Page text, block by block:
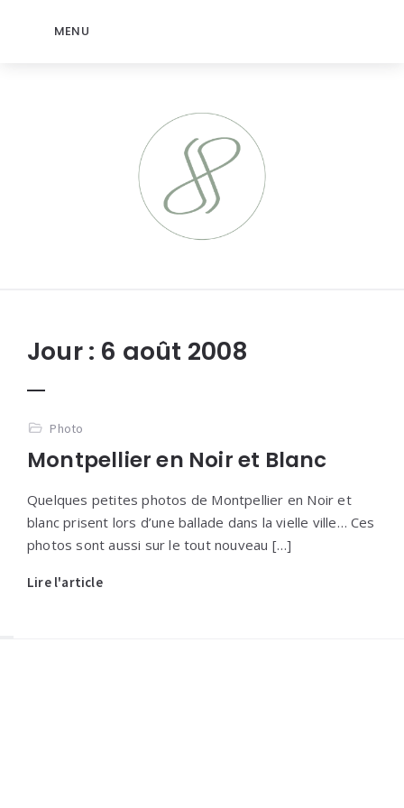
MENU
Jour : 6 août 2008
Photo
Montpellier en Noir et Blanc
Quelques petites photos de Montpellier en Noir et
blanc prisent lors d’une ballade dans la vielle ville… Ces
photos sont aussi sur le tout nouveau […]
Lire l'article